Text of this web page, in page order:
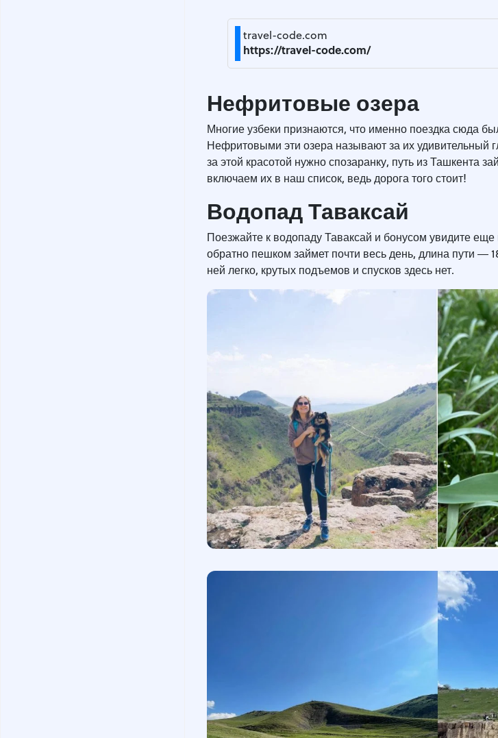
travel-code.com
https://travel-code.com/
Нефритовые озера
Многие узбеки признаются, что именно поездка сюда
Нефритовыми эти озера называют за их удивительный
за этой красотой нужно спозаранку, путь из Ташкента
включаем их в наш список, ведь дорога того стоит!
Водопад Таваксай
Поезжайте к водопаду Таваксай и бонусом увидите еще
обратно пешком займет почти весь день, длина пути ―
ней легко, крутых подъемов и спусков здесь нет.